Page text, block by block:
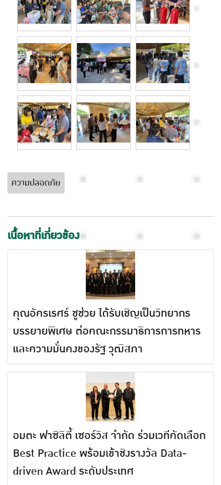
ความปลอดภัย
เนื้อหาที่เกี่ยวข้อง
คุณอัครเรศร์ ชูช่วย ได้รับเชิญเป็นวิทยากร
บรรยายพิเศษ ต่อคณะกรรมาธิการการทหาร
และความมั่นคงของรัฐ วุฒิสภา
อมตะ ฟาซิลิตี้ เซอร์วิส จำกัด ร่วมเวทีคัดเลือก
Best Practice พร้อมเข้าชิงรางวัล Data-
driven Award ระดับประเทศ